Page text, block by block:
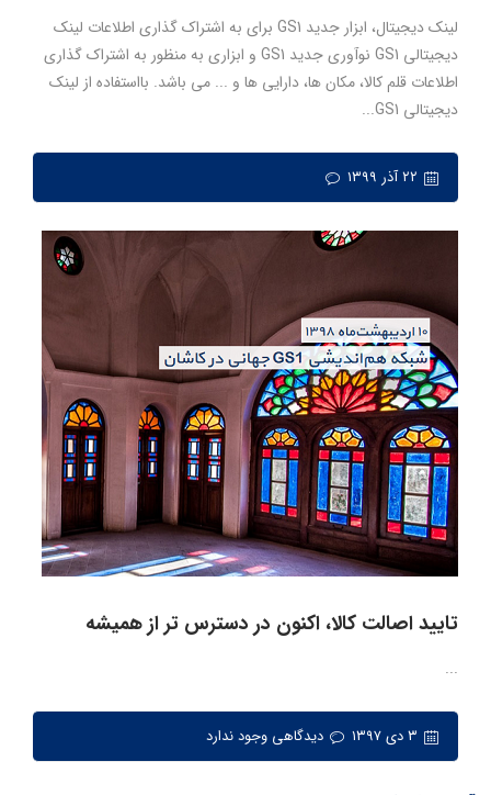
لینک دیجیتال، ابزار جدید GS1 برای به اشتراک گذاری اطلاعات لینک
دیجیتالی GS1 نوآوری جدید GS1 و ابزاری به منظور به اشتراک گذاری
اطلاعات قلم کالا، مکان ها، دارایی ها و ... می باشد. بااستفاده از لینک
دیجیتالی GS1...
تایید اصالت کالا، اکنون در دسترس تر از همیشه
...
دیدگاهی وجود ندارد